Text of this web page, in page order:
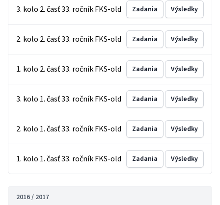
3. kolo 2. časť 33. ročník FKS-old Zadania Výsledky
2. kolo 2. časť 33. ročník FKS-old Zadania Výsledky
1. kolo 2. časť 33. ročník FKS-old Zadania Výsledky
3. kolo 1. časť 33. ročník FKS-old Zadania Výsledky
2. kolo 1. časť 33. ročník FKS-old Zadania Výsledky
1. kolo 1. časť 33. ročník FKS-old Zadania Výsledky
2016 / 2017